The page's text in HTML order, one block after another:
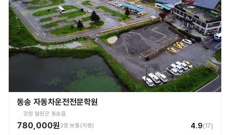
동송 자동차운전전문학원
강원 철원군 동송읍
780,000원2종 보통(자동) 4.9(17)